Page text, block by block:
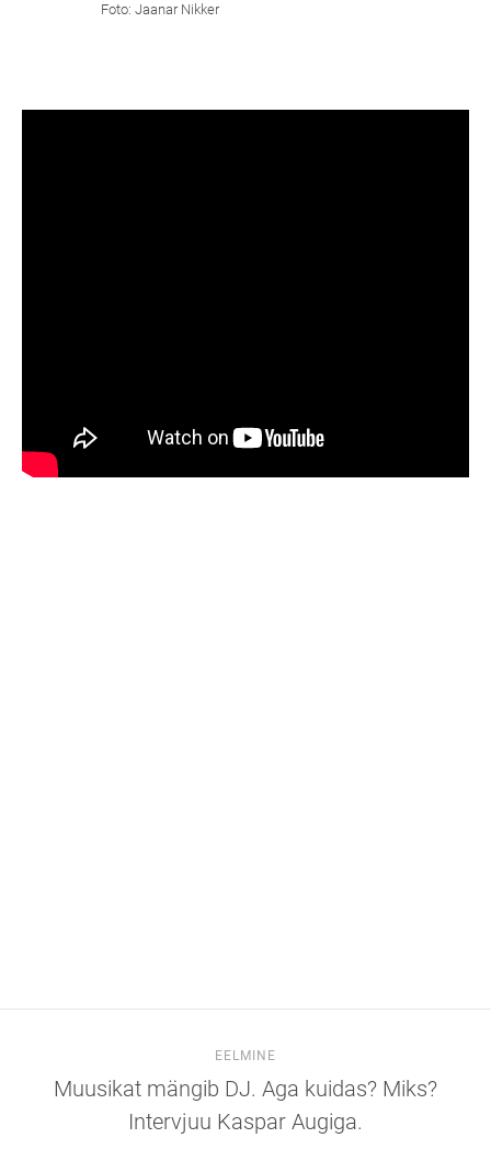
Foto: Jaanar Nikker
EELMINE
Muusikat mängib DJ. Aga kuidas? Miks?
Intervjuu Kaspar Augiga.